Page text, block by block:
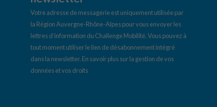
Votre adresse de messagerie est uniquement utilisée par
la Région Auvergne-Rhône-Alpes pour vous envoyer les
lettres d’information du Challenge Mobilité. Vous pouvez à
tout moment utiliser le lien de désabonnement intégré
dans la newsletter. En savoir plus sur la gestion de vos
données et vos droits